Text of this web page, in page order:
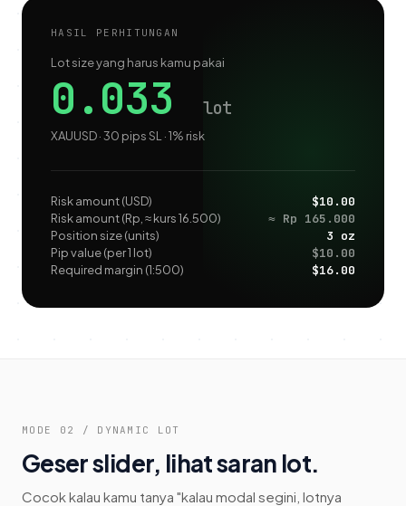
HASIL PERHITUNGAN
Lot size yang harus kamu pakai
0.033 lot
XAUUSD · 30 pips SL · 1% risk
Risk amount (USD) $10.00
Risk amount (Rp, ≈ kurs 16.500) ≈ Rp 165.000
Position size (units) 3 oz
Pip value (per 1 lot) $10.00
Required margin (1:500) $16.00
MODE 02 / DYNAMIC LOT
Geser slider, lihat saran lot.
Cocok kalau kamu tanya "kalau modal segini, lotnya